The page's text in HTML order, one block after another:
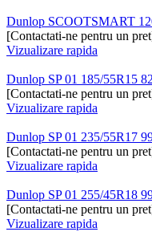
Dunlop SCOOTSMART
[Contactati-ne pentru un
Vizualizare rapida
Dunlop SP 01 185/55R15
[Contactati-ne pentru un
Vizualizare rapida
Dunlop SP 01 235/55R17
[Contactati-ne pentru un
Vizualizare rapida
Dunlop SP 01 255/45R18
[Contactati-ne pentru un
Vizualizare rapida